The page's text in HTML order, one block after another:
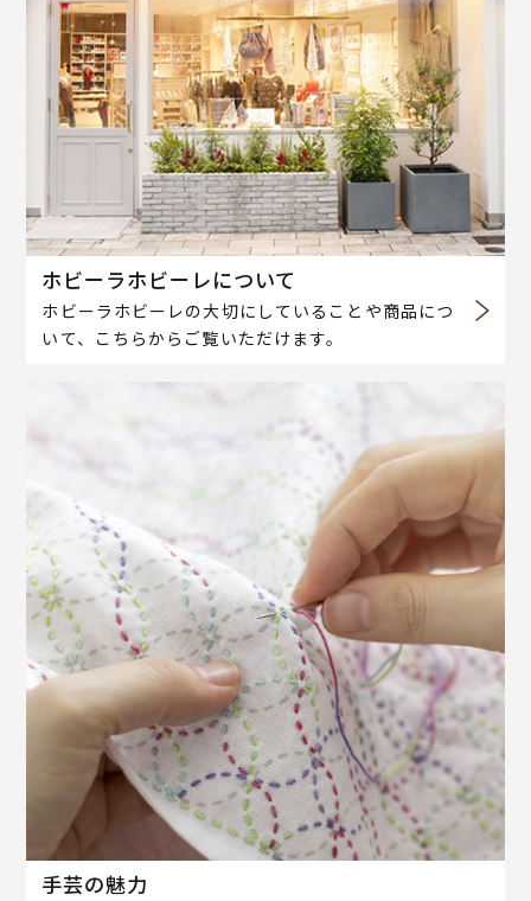
ホビーラホビーレについて
ホビーラホビーレの大切にしていることや商品につ
いて、こちらからご覧いただけます。
手芸の魅力